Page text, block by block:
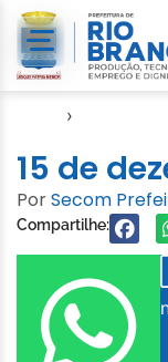
›
15 de
PorSecom
Compartilhe: